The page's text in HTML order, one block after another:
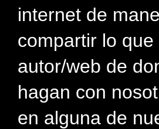
internet de
compartir lo
autor/web de
hagan con
en alguna de